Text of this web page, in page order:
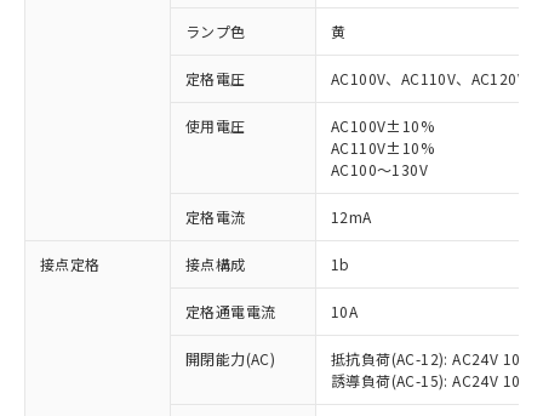
ランプ色 黄
定格電圧 AC100V、AC110V、AC120V
使用電圧
AC100V±10%
AC110V±10%
AC100～130V
定格電流 12mA
接点定格 接点構成 1b
定格通電電流 10A
開閉能力(AC)
抵抗負荷(AC-12): AC24V 10A/
誘導負荷(AC-15): AC24V
ご利用条件
以下の条件をお読みいただき、同意のうえ
対応済み：EU RoHS指令（10物質）の
非含有に対応した製品が提供可能な商品で
す。
対応予定：EU RoHS指令（10物質）の非含
有に対応した製品に切り替える予定のある
対応予定なし：EU RoHS指令（10物質）の
非含有に非対応の商品で、対応品を出す予